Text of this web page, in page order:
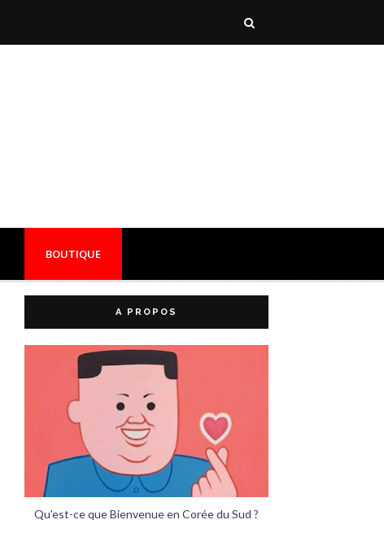
BOUTIQUE
A PROPOS
Qu'est-ce que Bienvenue en Corée du Sud ?